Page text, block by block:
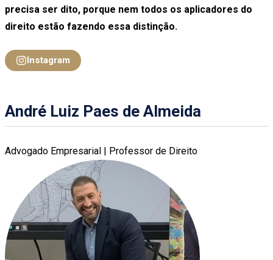
precisa ser dito, porque nem todos os aplicadores do
direito estão fazendo essa distinção.
Instagram
André Luiz Paes de Almeida
Advogado Empresarial | Professor de Direito